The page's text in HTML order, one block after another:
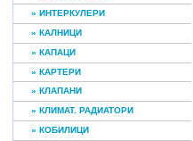
» ИНТЕРКУЛЕРИ
» КАЛНИЦИ
» КАПАЦИ
» КАРТЕРИ
» КЛАПАНИ
» КЛИМАТ. РАДИАТОРИ
» КОБИЛИЦИ